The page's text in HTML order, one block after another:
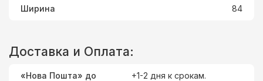
Ширина 84
Доставка и Оплата:
«Нова Пошта» до
+1-2 дня к срокам.